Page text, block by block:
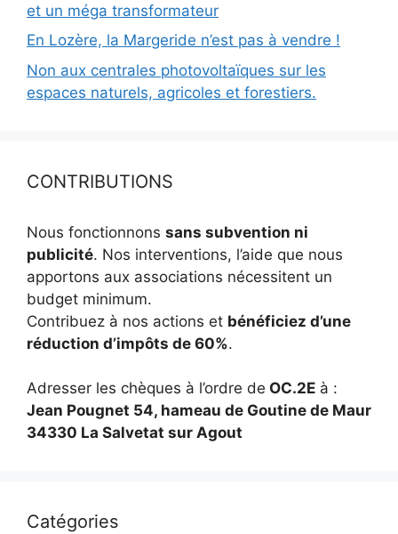
et un méga transformateur
En Lozère, la Margeride n’est pas à vendre !
Non aux centrales photovoltaïques sur les
espaces naturels, agricoles et forestiers.
CONTRIBUTIONS
Nous fonctionnons sans subvention ni
publicité. Nos interventions, l’aide que nous
apportons aux associations nécessitent un
budget minimum.
Contribuez à nos actions et bénéficiez d’une
réduction d’impôts de 60%.
Adresser les chèques à l’ordre de OC.2E à :
Jean Pougnet 54, hameau de Goutine de Maur
34330 La Salvetat sur Agout
Catégories